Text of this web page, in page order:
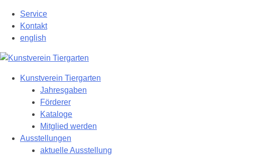
Hauptinhalt
springen
Service
Kontakt
english
Kunstverein Tiergarten
Jahresgaben
Förderer
Kataloge
Mitglied werden
Ausstellungen
aktuelle Ausstellung